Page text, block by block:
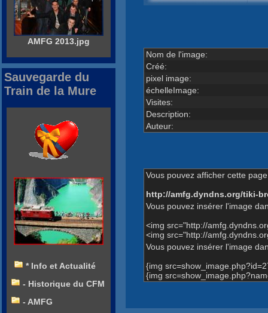
Nom de l'image:
Créé:
pixel image:
échelleImage:
Visites:
Description:
Auteur:
Vous pouvez afficher cette
http://amfg.dyndns.org/tiki-
Vous pouvez insérer l'image
<img src="http://
<img src="http://
Vous pouvez insérer l'image
{img
{img
AMFG 2013.jpg
Sauvegarde du
Train de la Mure
* Info et Actualité
- Historique du CFM
- AMFG